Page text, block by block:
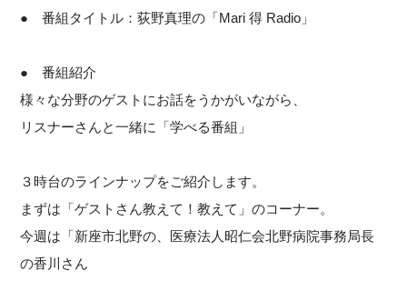
● 番組タイトル：荻野真理の「Mari 得 Radio」
● 番組紹介
様々な分野のゲストにお話をうかがいながら、
リスナーさんと一緒に「学べる番組」
３時台のラインナップをご紹介します。
まずは「ゲストさん教えて！教えて」のコーナー。
今週は「新座市北野の、医療法人昭仁会北野病院事務局長
の香川さん